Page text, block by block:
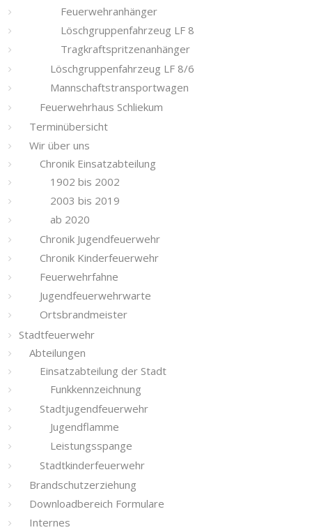
Feuerwehranhänger
Löschgruppenfahrzeug LF 8
Tragkraftspritzenanhänger
Löschgruppenfahrzeug LF 8/6
Mannschaftstransportwagen
Feuerwehrhaus Schliekum
Terminübersicht
Wir über uns
Chronik Einsatzabteilung
1902 bis 2002
2003 bis 2019
ab 2020
Chronik Jugendfeuerwehr
Chronik Kinderfeuerwehr
Feuerwehrfahne
Jugendfeuerwehrwarte
Ortsbrandmeister
Stadtfeuerwehr
Abteilungen
Einsatzabteilung der Stadt
Funkkennzeichnung
Stadtjugendfeuerwehr
Jugendflamme
Leistungsspange
Stadtkinderfeuerwehr
Brandschutzerziehung
Downloadbereich Formulare
Internes